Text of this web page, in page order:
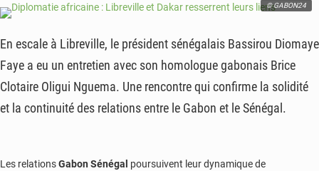
© GABON24
En escale à Libreville, le président sénégalais Bassirou Diomaye
Faye a eu un entretien avec son homologue gabonais Brice
Clotaire Oligui Nguema. Une rencontre qui confirme la solidité
et la continuité des relations entre le Gabon et le Sénégal.
Les relationsGabon Sénégal poursuivent leur dynamique de